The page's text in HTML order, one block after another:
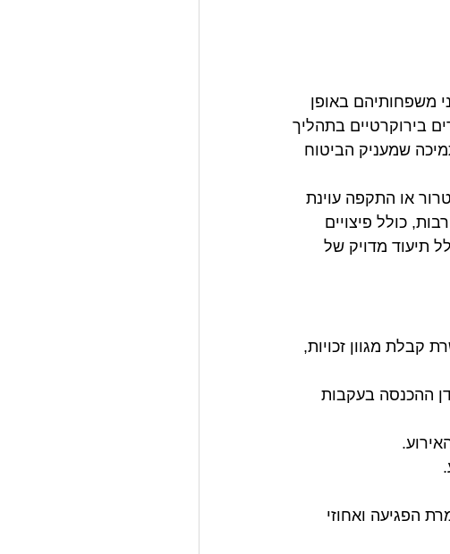
משפחותיהם באופן
בירוקרטיים בתהליך
שמעניק הביטוח
או התקפה עוינת
כולל פיצויים
תיעוד מדויק של
קבלת מגוון זכויות,
ההכנסה בעקבות
הפגיעה ואחוזי